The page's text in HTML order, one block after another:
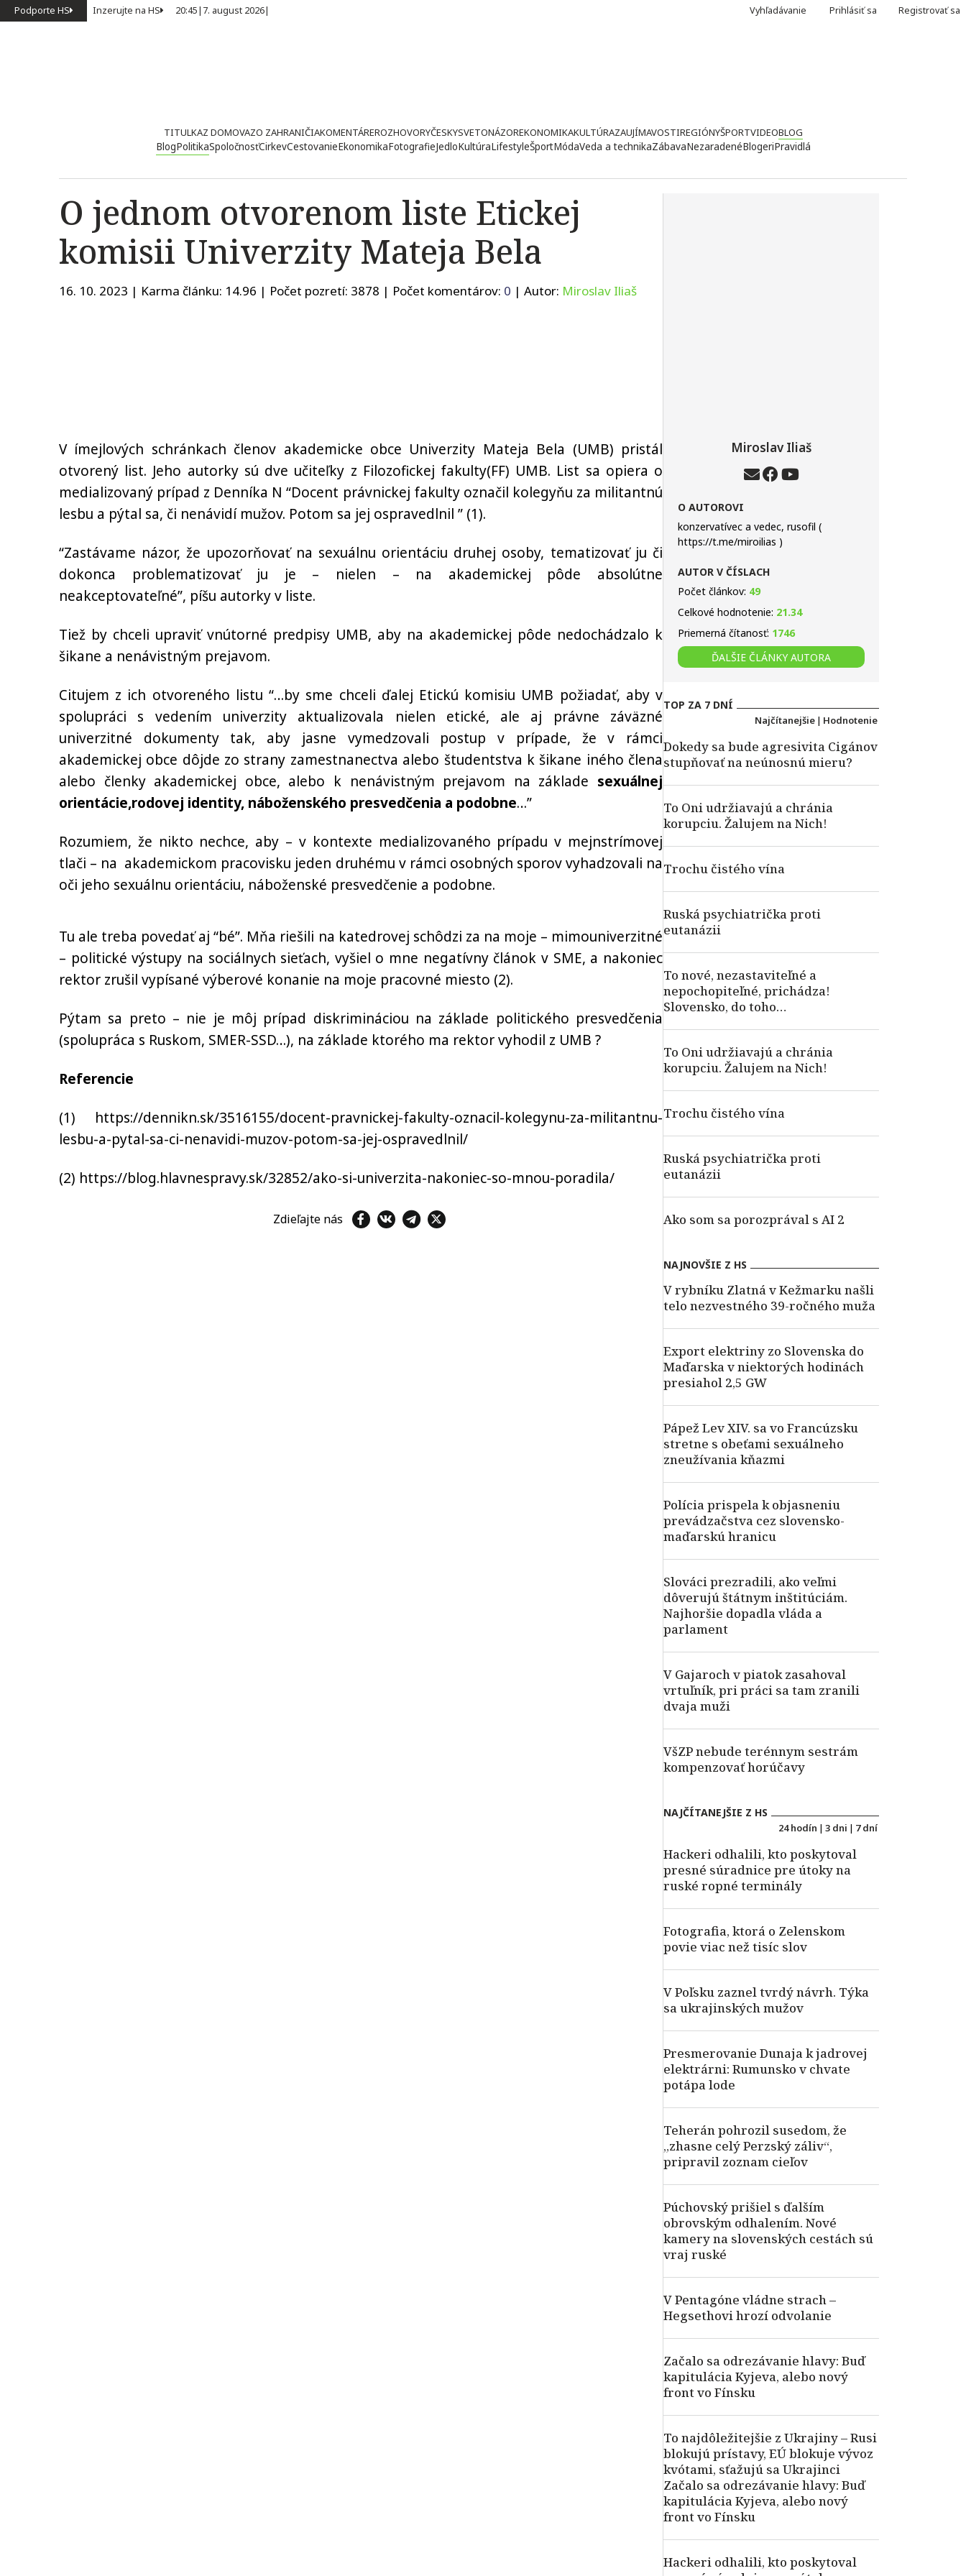
Podporte HS Inzerujte na HS 20:45| 7. august 2026| Vyhľadávanie Prihlásiť sa Registrovať sa
TITULKAZ DOMOVAZO ZAHRANIČIAKOMENTÁREROZHOVORYČESKYSVETONÁZOREKONOMIKAKULTÚRAZAUJÍMAVOSTIREGIÓNYŠPORTVIDEOBLOG
BlogPolitikaSpoločnosťCirkevCestovanieEkonomikaFotografieJedloKultúraLifestyleŠportMódaVeda a technikaZábavaNezaradenéBlogeriPravidlá
O jednom otvorenom liste Etickej
komisii Univerzity Mateja Bela
16. 10. 2023 | Karma článku: 14.96 | Počet pozretí: 3878 | Počet komentárov: 0 | Autor: Miroslav Iliaš
V ímejlových schránkach členov akademicke obce Univerzity Mateja Bela (UMB) pristál
otvorený list. Jeho autorky sú dve učiteľky z Filozofickej fakulty(FF) UMB. List sa opiera o
medializovaný prípad z Denníka N “Docent právnickej fakulty označil kolegyňu za militantnú
lesbu a pýtal sa, či nenávidí mužov. Potom sa jej ospravedlnil ” (1).
“Zastávame názor, že upozorňovať na sexuálnu orientáciu druhej osoby, tematizovať ju či
dokonca problematizovať ju je – nielen – na akademickej pôde absolútne
neakceptovateľné”, píšu autorky v liste.
Tiež by chceli upraviť vnútorné predpisy UMB, aby na akademickej pôde nedochádzalo k
šikane a nenávistným prejavom.
Citujem z ich otvoreného listu “…by sme chceli ďalej Etickú komisiu UMB požiadať, aby v
spolupráci s vedením univerzity aktualizovala nielen etické, ale aj právne záväzné
univerzitné dokumenty tak, aby jasne vymedzovali postup v prípade, že v rámci
akademickej obce dôjde zo strany zamestnanectva alebo študentstva k šikane iného člena
alebo členky akademickej obce, alebo k nenávistným prejavom na základe sexuálnej
orientácie,rodovej identity, náboženského presvedčenia a podobne…”
Rozumiem, že nikto nechce, aby – v kontexte medializovaného prípadu v mejnstrímovej
tlači – na akademickom pracovisku jeden druhému v rámci osobných sporov vyhadzovali na
oči jeho sexuálnu orientáciu, náboženské presvedčenie a podobne.
Tu ale treba povedať aj “bé”. Mňa riešili na katedrovej schôdzi za na moje – mimouniverzitné
– politické výstupy na sociálnych sieťach, vyšiel o mne negatívny článok v SME, a nakoniec
rektor zrušil vypísané výberové konanie na moje pracovné miesto (2).
Pýtam sa preto – nie je môj prípad diskrimináciou na základe politického presvedčenia
(spolupráca s Ruskom, SMER-SSD…), na základe ktorého ma rektor vyhodil z UMB ?
Referencie
(1) https://dennikn.sk/3516155/docent-pravnickej-fakulty-oznacil-kolegynu-za-militantnu-
lesbu-a-pytal-sa-ci-nenavidi-muzov-potom-sa-jej-ospravedlnil/
(2) https://blog.hlavnespravy.sk/32852/ako-si-univerzita-nakoniec-so-mnou-poradila/
Zdieľajte nás
Miroslav Iliaš
O AUTOROVI
konzervatívec a vedec, rusofil (
https://t.me/miroilias )
AUTOR V ČÍSLACH
Počet článkov: 49
Celkové hodnotenie: 21.34
Priemerná čítanosť: 1746
ĎALŠIE ČLÁNKY AUTORA
TOP ZA 7 DNÍ
Najčítanejšie | Hodnotenie
Dokedy sa bude agresivita Cigánov
stupňovať na neúnosnú mieru?
To Oni udržiavajú a chránia
korupciu. Žalujem na Nich!
Trochu čistého vína
Ruská psychiatrička proti
eutanázii
To nové, nezastaviteľné a
nepochopiteľné, prichádza!
Slovensko, do toho…
To Oni udržiavajú a chránia
korupciu. Žalujem na Nich!
Trochu čistého vína
Ruská psychiatrička proti
eutanázii
Ako som sa porozprával s AI 2
NAJNOVŠIE Z HS
V rybníku Zlatná v Kežmarku našli
telo nezvestného 39-ročného muža
Export elektriny zo Slovenska do
Maďarska v niektorých hodinách
presiahol 2,5 GW
Pápež Lev XIV. sa vo Francúzsku
stretne s obeťami sexuálneho
zneužívania kňazmi
Polícia prispela k objasneniu
prevádzačstva cez slovensko-
maďarskú hranicu
Slováci prezradili, ako veľmi
dôverujú štátnym inštitúciám.
Najhoršie dopadla vláda a
parlament
V Gajaroch v piatok zasahoval
vrtuľník, pri práci sa tam zranili
dvaja muži
VšZP nebude terénnym sestrám
kompenzovať horúčavy
NAJČÍTANEJŠIE Z HS
24 hodín | 3 dni | 7 dní
Hackeri odhalili, kto poskytoval
presné súradnice pre útoky na
ruské ropné terminály
Fotografia, ktorá o Zelenskom
povie viac než tisíc slov
V Poľsku zaznel tvrdý návrh. Týka
sa ukrajinských mužov
Presmerovanie Dunaja k jadrovej
elektrárni: Rumunsko v chvate
potápa lode
Teherán pohrozil susedom, že
„zhasne celý Perzský záliv“,
pripravil zoznam cieľov
Púchovský prišiel s ďalším
obrovským odhalením. Nové
kamery na slovenských cestách sú
vraj ruské
V Pentagóne vládne strach –
Hegsethovi hrozí odvolanie
Začalo sa odrezávanie hlavy: Buď
kapitulácia Kyjeva, alebo nový
front vo Fínsku
To najdôležitejšie z Ukrajiny – Rusi
blokujú prístavy, EÚ blokuje vývoz
kvótami, sťažujú sa Ukrajinci
Začalo sa odrezávanie hlavy: Buď
kapitulácia Kyjeva, alebo nový
front vo Fínsku
Hackeri odhalili, kto poskytoval